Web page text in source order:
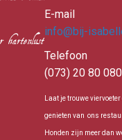
E-mail
info@bij-
Telefoon
(073) 20 80 080
Laat je trouwe viervoeter
genieten van ons
Honden zijn meer dan